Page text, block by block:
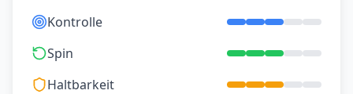
Kontrolle
Spin
Haltbarkeit